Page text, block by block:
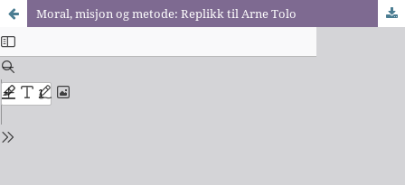
Moral, misjon og metode: Replikk til Arne Tolo